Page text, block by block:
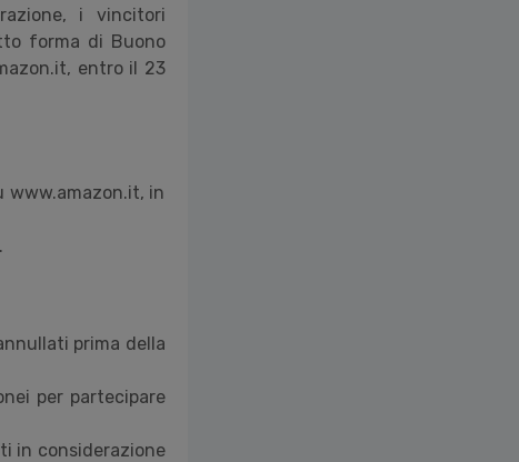
i vincitori
forma di Buono
entro il 23
www.amazon.it, in
prima della
per partecipare
in considerazione